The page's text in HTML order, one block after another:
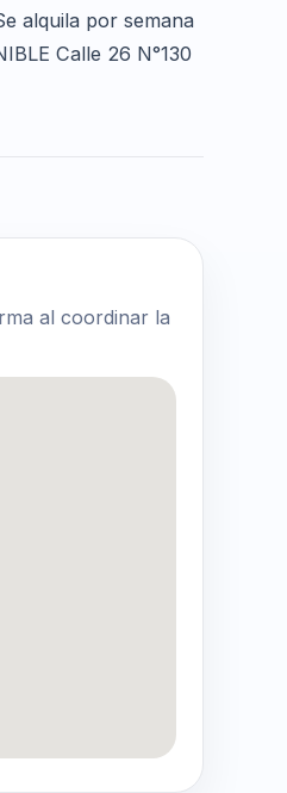
alquila por semana
Calle 26 N°130
al coordinar la